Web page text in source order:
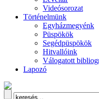
Videósorozat
Történelmünk
Egyházmegyénk
Püspökök
Segédpüspökök
Hitvallóink
Válogatott
Lapozó